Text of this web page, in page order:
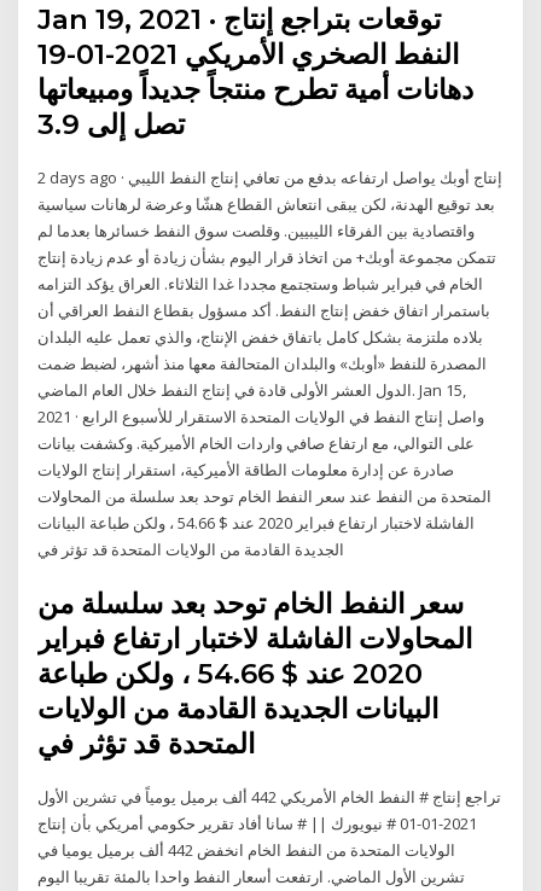
Jan 19, 2021 · توقعات بتراجع إنتاج
النفط الصخري الأمريكي 2021-01-19
دهانات أمية تطرح منتجاً جديداً ومبيعاتها
تصل إلى 3.9
2 days ago · إنتاج أوبك يواصل ارتفاعه بدفع من تعافي إنتاج النفط الليبي
بعد توقيع الهدنة، لكن يبقى انتعاش القطاع هشّا وعرضة لرهانات سياسية
واقتصادية بين الفرقاء الليبيين. وقلصت سوق النفط خسائرها بعدما لم
تتمكن مجموعة أوبك+ من اتخاذ قرار اليوم بشأن زيادة أو عدم زيادة إنتاج
الخام في فبراير شباط وستجتمع مجددا غدا الثلاثاء. العراق يؤكد التزامه
باستمرار اتفاق خفض إنتاج النفط. أكد مسؤول بقطاع النفط العراقي أن
بلاده ملتزمة بشكل كامل باتفاق خفض الإنتاج، والذي تعمل عليه البلدان
المصدرة للنفط «أوبك» والبلدان المتحالفة معها منذ أشهر، لضبط ضمت
الدول العشر الأولى قادة في إنتاج النفط خلال العام الماضي. Jan 15,
2021 · واصل إنتاج النفط في الولايات المتحدة الاستقرار للأسبوع الرابع
على التوالي، مع ارتفاع صافي واردات الخام الأميركية. وكشفت بيانات
صادرة عن إدارة معلومات الطاقة الأميركية، استقرار إنتاج الولايات
المتحدة من النفط عند سعر النفط الخام توحد بعد سلسلة من المحاولات
الفاشلة لاختبار ارتفاع فبراير 2020 عند $ 54.66 ، ولكن طباعة البيانات
الجديدة القادمة من الولايات المتحدة قد تؤثر في
سعر النفط الخام توحد بعد سلسلة من
المحاولات الفاشلة لاختبار ارتفاع فبراير
2020 عند $ 54.66 ، ولكن طباعة
البيانات الجديدة القادمة من الولايات
المتحدة قد تؤثر في
تراجع إنتاج # النفط الخام الأمريكي 442 ألف برميل يومياً في تشرين الأول
2021-01-01 # نيويورك || # سانا أفاد تقرير حكومي أمريكي بأن إنتاج
الولايات المتحدة من النفط الخام انخفض 442 ألف برميل يوميا في
تشرين الأول الماضي. ارتفعت أسعار النفط واحدا بالمئة تقريبا اليوم